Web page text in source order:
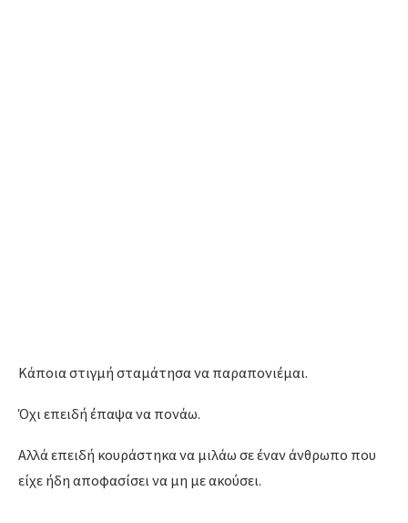
Κάποια στιγμή σταμάτησα να παραπονιέμαι.
Όχι επειδή έπαψα να πονάω.
Αλλά επειδή κουράστηκα να μιλάω σε έναν άνθρωπο που
είχε ήδη αποφασίσει να μη με ακούσει.